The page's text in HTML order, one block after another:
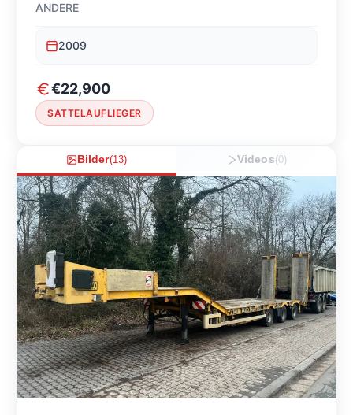
ANDERE
2009
€22,900
SATTELAUFLIEGER
Bilder(13) Videos(0)